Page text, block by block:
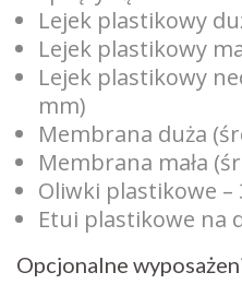
Lejek plastikowy
Lejek plastikowy
Lejek plastikowy
mm)
Membrana duża
Membrana mała
Oliwki plastikowe
Etui plastikowe na
Opcjonalne